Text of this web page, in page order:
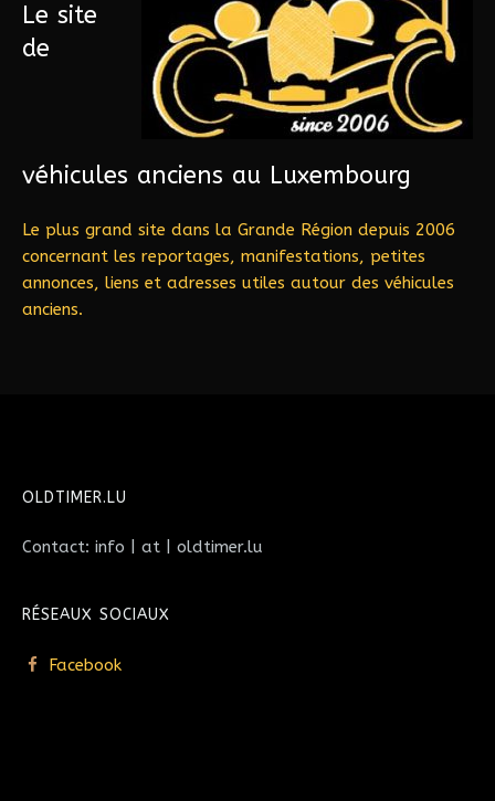
Le site
de
véhicules anciens au Luxembourg
Le plus grand site dans la Grande Région depuis 2006
concernant les reportages, manifestations, petites
annonces, liens et adresses utiles autour des véhicules
anciens.
OLDTIMER.LU
Contact: info | at | oldtimer.lu
RÉSEAUX SOCIAUX
Facebook